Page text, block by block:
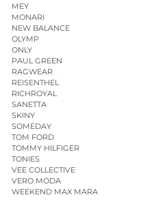
MEY
MONARI
NEW BALANCE
OLYMP
ONLY
PAUL GREEN
RAGWEAR
REISENTHEL
RICHROYAL
SANETTA
SKINY
SOMEDAY
TOM FORD
TOMMY HILFIGER
TONIES
VEE COLLECTIVE
VERO MODA
WEEKEND MAX MARA